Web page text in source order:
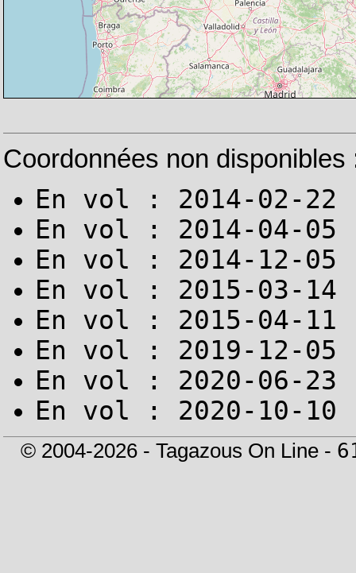
Coordonnées non disponibles
En vol : 2014-02-
En vol : 2014-04-
En vol : 2014-12-
En vol : 2015-03-
En vol : 2015-04-
En vol : 2019-12-
En vol : 2020-06-
En vol : 2020-10-
© 2004-2026 - Tagazous On Line -